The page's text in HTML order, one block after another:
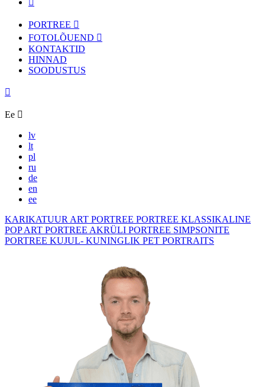
PORTREE
FOTOLÕUEND
KONTAKTID
HINNAD
SOODUSTUS
Ee
lv
lt
pl
ru
de
en
ee
KARIKATUUR ART PORTREE PORTREE KLASSIKALINE
POP ART PORTREE AKRÜLI PORTREE SIMPSONITE
PORTREE KUJUL- KUNINGLIK PET PORTRAITS